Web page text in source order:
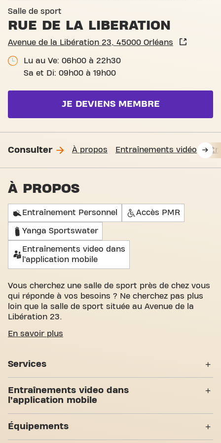
Salle de sport
RUE DE LA LIBERATION
Avenue de la Libération 23, 45000 Orléans
Lu au Ve: 06h00 à 22h30
Sa et Di: 09h00 à 19h00
JE DEVIENS MEMBRE
Consulter À propos Entraînements vidéo
À PROPOS
Entraînement Personnel Accès PMR
Yanga Sportswater
Entraînements video dans
l’application mobile
Vous cherchez une salle de sport près de chez vous
qui réponde à vos besoins ? Ne cherchez pas plus
loin que la salle de sport située au Avenue de la
Libération 23.
Nous comprenons à quel point il est important de
d'entraînement spacieuses et accueillantes et des
aider à chaque étape. Notre salle de sport offre une
grande variété d'équipements, de séances
d'entraînement vidéo et entraînement personnel.
Mais ce qui nous distingue vraiment, c'est le sens
de la communauté que nous avons créé - un
En savoir plus
Services
Accès PMR
Entraînements video dans
l’application mobile
Équipements